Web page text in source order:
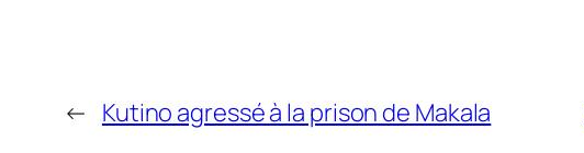
← Kutino agressé à la prison de Makala